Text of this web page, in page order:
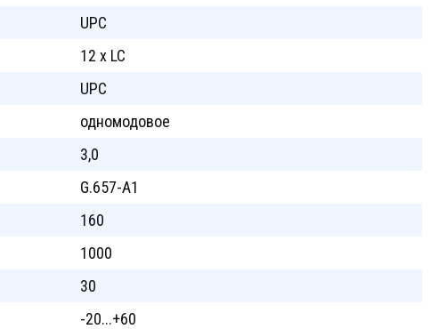
UPC
12 x LC
UPC
одномодовое
3,0
G.657-A1
160
1000
30
-20...+60